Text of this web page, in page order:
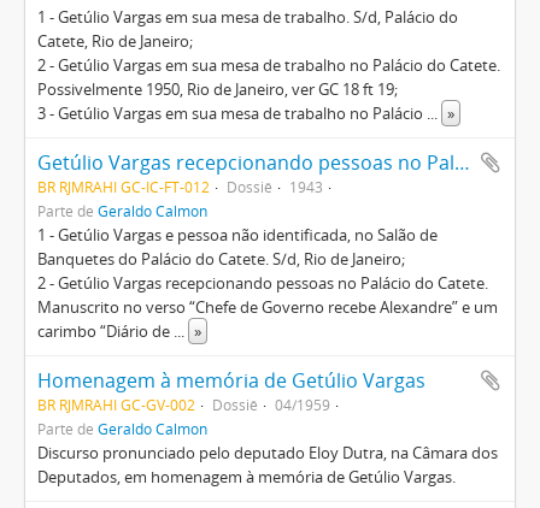
1 - Getúlio Vargas em sua mesa de trabalho. S/d, Palácio do
Catete, Rio de Janeiro;
2 - Getúlio Vargas em sua mesa de trabalho no Palácio do Catete.
Possivelmente 1950, Rio de Janeiro, ver GC 18 ft 19;
3 - Getúlio Vargas em sua mesa de trabalho no Palácio ... »
Getúlio Vargas recepcionando pessoas no Palácio do Catete
BR RJMRAHI GC-IC-FT-012 Dossiê
1943
Parte de Geraldo Calmon
1 - Getúlio Vargas e pessoa não identificada, no Salão de
Banquetes do Palácio do Catete. S/d, Rio de Janeiro;
2 - Getúlio Vargas recepcionando pessoas no Palácio do Catete.
Manuscrito no verso “Chefe de Governo recebe Alexandre” e um
carimbo “Diário de ... »
Homenagem à memória de Getúlio Vargas
BR RJMRAHI GC-GV-002 Dossiê
04/1959
Parte de Geraldo Calmon
Discurso pronunciado pelo deputado Eloy Dutra, na Câmara dos
Deputados, em homenagem à memória de Getúlio Vargas.